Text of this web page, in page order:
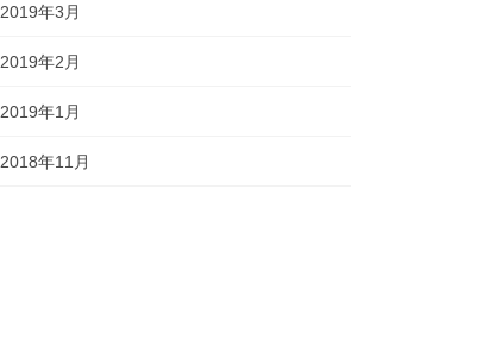
2019年3月
2019年2月
2019年1月
2018年11月